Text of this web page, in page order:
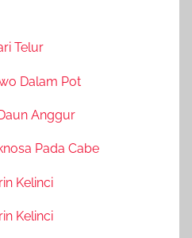
Telur
Dalam Pot
Anggur
Pada Cabe
Kelinci
Kelinci